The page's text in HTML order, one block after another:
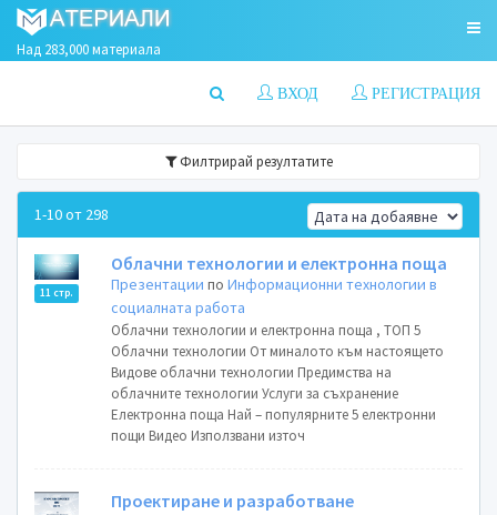
Над 283,000 материала
РЕГИСТРАЦИЯ
ВХОД
Филтрирай резултатите
1-10 от 298
11 стр.
Облачни технологии и електронна поща
Презентации поИнформационни технологии в
социалната работа
Облачни технологии и електронна поща , ТОП 5
Облачни технологии От миналото към настоящето
Видове облачни технологии Предимства на
облачните технологии Услуги за съхранение
Електронна поща Най – популярните 5 електронни
пощи Видео Използвани източ
Проектиране и разработване